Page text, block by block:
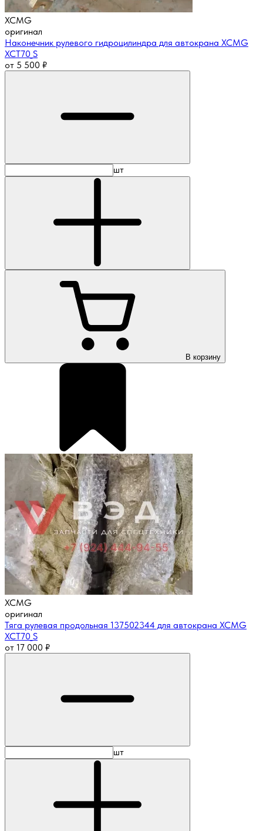
XCMG
оригинал
Наконечник рулевого гидроцилиндра для автокрана XCMG
XCT70_S
от 5 500 ₽
шт
В корзину
XCMG
оригинал
Тяга рулевая продольная 137502344 для автокрана XCMG
XCT70_S
от 17 000 ₽
шт